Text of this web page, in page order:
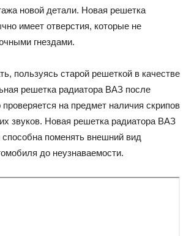
новой детали. Новая решетка
имеет отверстия, которые не
гнездами.
пользуясь старой решеткой в качестве
решетка радиатора ВАЗ после
проверяется на предмет наличия скрипов
звуков. Новая решетка радиатора ВАЗ
поменять внешний вид
до неузнаваемости.